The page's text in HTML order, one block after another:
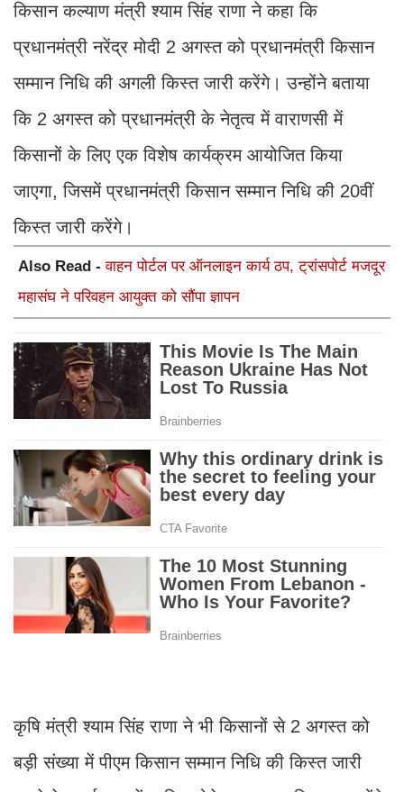
किसान कल्याण मंत्री श्याम सिंह राणा ने कहा कि
प्रधानमंत्री नरेंद्र मोदी 2 अगस्त को प्रधानमंत्री किसान
सम्मान निधि की अगली किस्त जारी करेंगे। उन्होंने बताया
कि 2 अगस्त को प्रधानमंत्री के नेतृत्व में वाराणसी में
किसानों के लिए एक विशेष कार्यक्रम आयोजित किया
जाएगा, जिसमें प्रधानमंत्री किसान सम्मान निधि की 20वीं
किस्त जारी करेंगे।
Also Read -वाहन पोर्टल पर ऑनलाइन कार्य ठप, ट्रांसपोर्ट मजदूर
महासंघ ने परिवहन आयुक्त को सौंपा ज्ञापन
कृषि मंत्री श्याम सिंह राणा ने भी किसानों से 2 अगस्त को
बड़ी संख्या में पीएम किसान सम्मान निधि की किस्त जारी